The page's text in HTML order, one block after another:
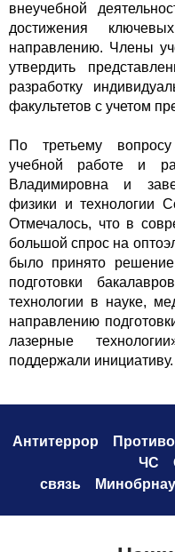
внеучебной
достижения
направлению. Члены
утвердить
разработку
факультетов с учетом
По третьему
учебной работе и
Владимировна и
физики и технологии
Отмечалось, что в
большой спрос на
было принято
подготовки
технологии в науке,
направлению
лазерные
поддержали инициативу.
Антитеррор
ЧС
связь